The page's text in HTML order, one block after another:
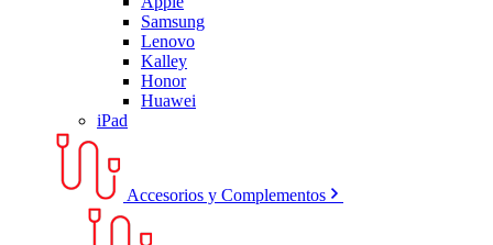
Samsung
Lenovo
Kalley
Honor
Huawei
iPad
Accesorios y Complementos